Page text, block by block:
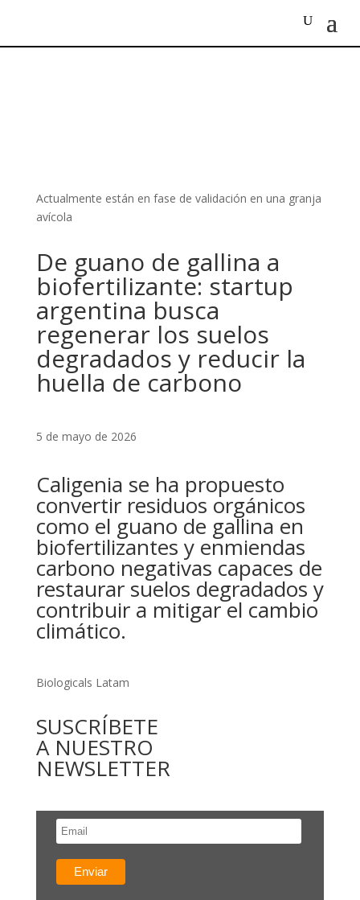
Actualmente están en fase de validación en una granja
avícola
De guano de gallina a
biofertilizante: startup
argentina busca
regenerar los suelos
degradados y reducir la
huella de carbono
5 de mayo de 2026
Caligenia se ha propuesto
convertir residuos orgánicos
como el guano de gallina en
biofertilizantes y enmiendas
carbono negativas capaces de
restaurar suelos degradados y
contribuir a mitigar el cambio
climático.
Biologicals Latam
SUSCRÍBETE
A NUESTRO
NEWSLETTER